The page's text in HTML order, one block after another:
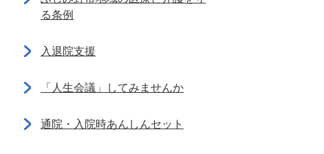
る条例
入退院支援
「人生会議」してみませんか
通院・入院時あんしんセット